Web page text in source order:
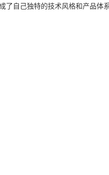
自己独特的技术风格和产品体